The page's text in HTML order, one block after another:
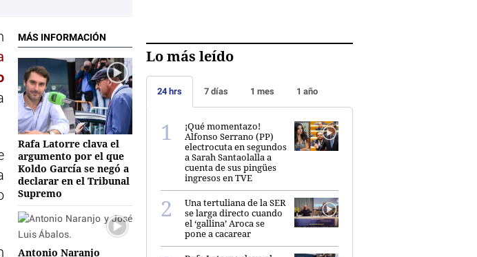
MÁS INFORMACIÓN
Rafa Latorre clava el
argumento por el que
Koldo García se negó a
declarar en el Tribunal
Supremo
Antonio Naranjo
Lo más leído
24 hrs 7 días 1 mes 1 año
¡Qué momentazo!
Alfonso Serrano (PP)
electrocuta en segundos
a Sarah Santaolalla a
cuenta de sus pingües
ingresos en TVE
Una tertuliana de la SER
se larga directo cuando
el ‘gallina’ Aroca se
pone a cacarear